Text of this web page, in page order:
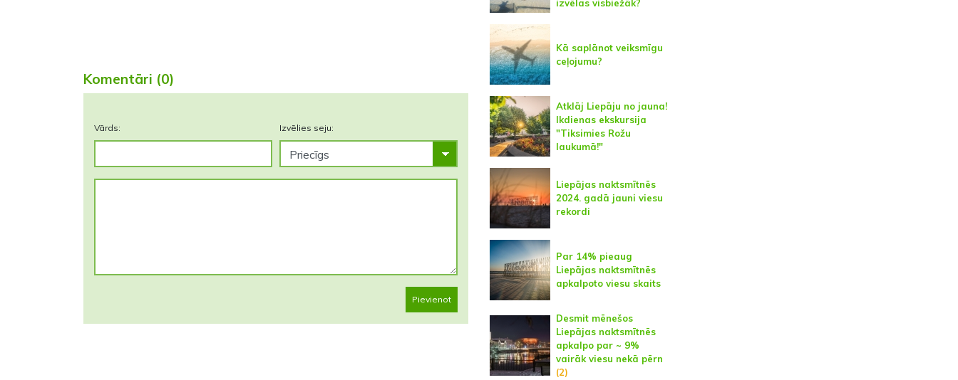
Komentāri (0)
Vārds: Izvēlies seju:
Pievienot
izvēlas visbiežāk?
Kā saplānot veiksmīgu
ceļojumu?
Atklāj Liepāju no jauna!
Ikdienas ekskursija
"Tiksimies Rožu
laukumā!"
Liepājas naktsmītnēs
2024. gadā jauni viesu
rekordi
Par 14% pieaug
Liepājas naktsmītnēs
apkalpoto viesu skaits
Desmit mēnešos
Liepājas naktsmītnēs
apkalpo par ~ 9%
vairāk viesu nekā pērn
(2)